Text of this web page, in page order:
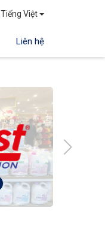
Tiếng Việt
Liên hệ